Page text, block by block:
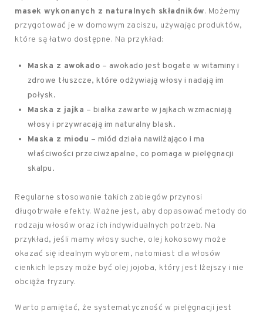
masek wykonanych z naturalnych składników. Możemy
przygotować je w domowym zaciszu, używając produktów,
które są łatwo dostępne. Na przykład:
Maska z awokado – awokado jest bogate w witaminy i
zdrowe tłuszcze, które odżywiają włosy i nadają im
połysk.
Maska z jajka – białka zawarte w jajkach wzmacniają
włosy i przywracają im naturalny blask.
Maska z miodu – miód działa nawilżająco i ma
właściwości przeciwzapalne, co pomaga w pielęgnacji
skalpu.
Regularne stosowanie takich zabiegów przynosi
długotrwałe efekty. Ważne jest, aby dopasować metody do
rodzaju włosów oraz ich indywidualnych potrzeb. Na
przykład, jeśli mamy włosy suche, olej kokosowy może
okazać się idealnym wyborem, natomiast dla włosów
cienkich lepszy może być olej jojoba, który jest lżejszy i nie
obciąża fryzury.
Warto pamiętać, że systematyczność w pielęgnacji jest